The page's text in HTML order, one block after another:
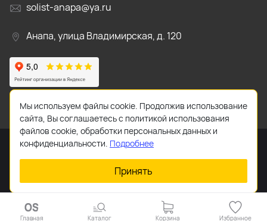
solist-anapa@ya.ru
Анапа, улица Владимирская, д. 120
2026 © Все права защищены.
Главная Каталог Корзина Избранное
Мы используем файлы cookie. Продолжив использование
сайта, Вы соглашаетесь с политикой использования
файлов cookie, обработки персональных данных и
конфиденциальности. Подробнее
Принять